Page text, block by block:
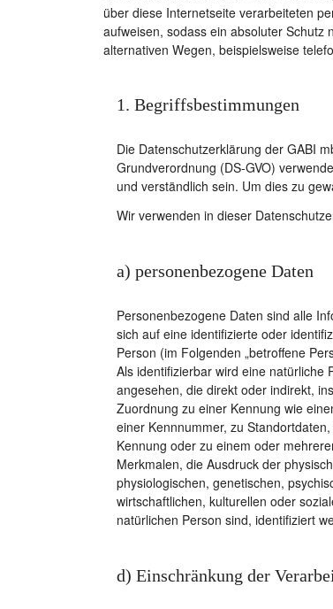
über diese Internetseite verarbeiteten
aufweisen, sodass ein absoluter
alternativen Wegen, beispielsweise
1. Begriffsbestimmungen
Die Datenschutzerklärung der GABI
Grundverordnung (DS-GVO)
und verständlich sein. Um dies zu
Wir verwenden in dieser
a) personenbezogene Daten
Personenbezogene Daten sind alle
sich auf eine identifizierte oder
Person (im Folgenden „betroffene
Als identifizierbar wird eine natürliche
angesehen, die direkt oder indirekt,
Zuordnung zu einer Kennung wie
einer Kennnummer, zu
Kennung oder zu einem oder
Merkmalen, die Ausdruck der
physiologischen, genetischen,
wirtschaftlichen, kulturellen oder
natürlichen Person sind, identifiziert
d) Einschränkung der